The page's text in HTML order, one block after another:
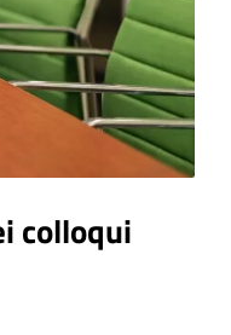
colloqui